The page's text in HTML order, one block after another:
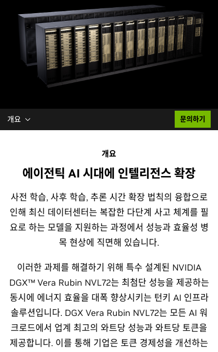
개요 문의하기
개요
에이전틱 AI 시대에 인텔리전스 확장
사전 학습, 사후 학습, 추론 시간 확장 법칙의 융합으로
인해 최신 데이터센터는 복잡한 다단계 사고 체계를 필
요로 하는 모델을 지원하는 과정에서 성능과 효율성 병
목 현상에 직면해 있습니다.
이러한 과제를 해결하기 위해 특수 설계된 NVIDIA
DGX™ Vera Rubin NVL72는 최첨단 성능을 제공하는
동시에 에너지 효율을 대폭 향상시키는 턴키 AI 인프라
솔루션입니다. DGX Vera Rubin NVL72는 모든 AI 워
크로드에서 업계 최고의 와트당 성능과 와트당 토큰을
제공합니다. 이를 통해 기업은 토큰 경제성을 개선하는